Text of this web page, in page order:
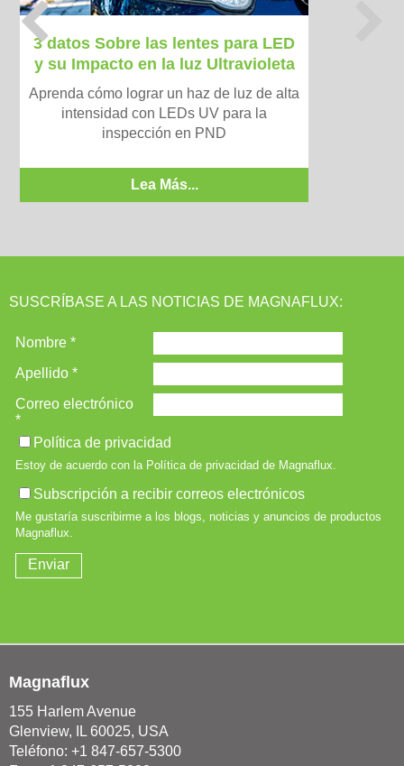
3 datos Sobre las lentes para LED
y su Impacto en la luz Ultravioleta
Aprenda cómo lograr un haz de luz de alta
intensidad con LEDs UV para la
inspección en PND
Lea Más...
P
e
v
i
SUSCRÍBASE A LAS NOTICIAS DE MAGNAFLUX:
Magnaflux
155 Harlem Avenue
Glenview, IL 60025, USA
Teléfono: +1 847-657-5300